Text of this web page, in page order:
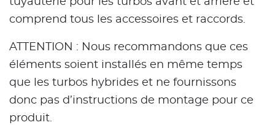
comprend tous les accessoires et raccords.
ATTENTION : Nous recommandons que ces
éléments soient installés en même temps
que les turbos hybrides et ne fournissons
donc pas d’instructions de montage pour ce
produit.